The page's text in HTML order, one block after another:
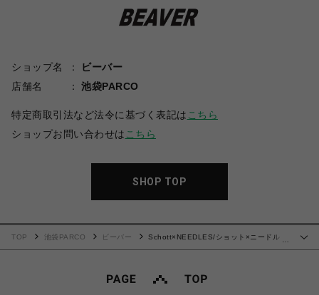
ショップ名
ビーバー
店舗名
池袋PARCO
特定商取引法など法令に基づく表記は こちら
ショップお問い合わせは こちら
SHOP TOP
TOP 池袋PARCO ビーバー
Schott×NEEDLES/ショット×ニードル